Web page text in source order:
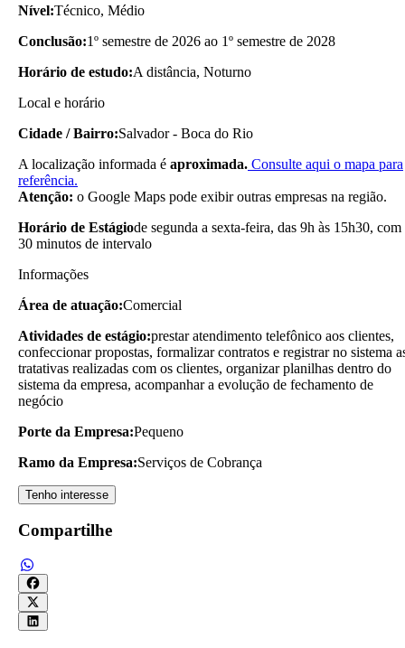
Nível:Técnico, Médio
Conclusão:1º semestre de 2026 ao 1º semestre de 2028
Horário de estudo:A distância, Noturno
Local e horário
Cidade / Bairro:Salvador - Boca do Rio
A localização informada é aproximada. Consulte aqui o mapa para
referência.
Atenção: o Google Maps pode exibir outras empresas na região.
Horário de Estágiode segunda a sexta-feira, das 9h às 15h30, com
30 minutos de intervalo
Informações
Área de atuação:Comercial
Atividades de estágio:prestar atendimento telefônico aos clientes,
confeccionar propostas, formalizar contratos e registrar no sistema
tratativas realizadas com os clientes, organizar planilhas dentro do
sistema da empresa, acompanhar a evolução de fechamento de
negócio
Porte da Empresa:Pequeno
Ramo da Empresa:Serviços de Cobrança
Tenho interesse
Compartilhe